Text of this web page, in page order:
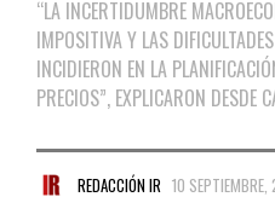
“LA INCERTIDUMBRE
IMPOSITIVA Y LAS
INCIDIERON EN LA
PRECIOS”, EXPLICARON DESDE
REDACCIÓN IR 10